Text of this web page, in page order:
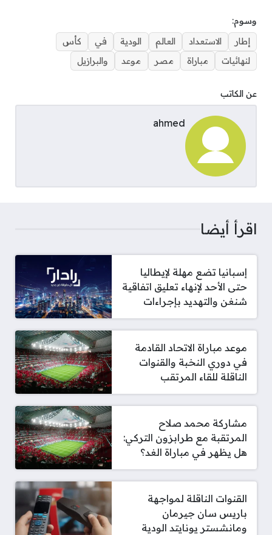
وسوم:
إطار
الاستعداد العالم الودية في
كأس
لنهائيات
مباراة مصر موعد والبرازيل
عن الكاتب
ahmed
اقرأ أيضا
إسبانيا تضع مهلة لإيطاليا
حتى الأحد لإنهاء تعليق اتفاقية
شنغن والتهديد بإجراءات
موعد مباراة الاتحاد القادمة
في دوري النخبة والقنوات
الناقلة للقاء المرتقب
مشاركة محمد صلاح
المرتقبة مع طرابزون التركي:
هل يظهر في مباراة الغد؟
القنوات الناقلة لمواجهة
باريس سان جيرمان
ومانشستر يونايتد الودية